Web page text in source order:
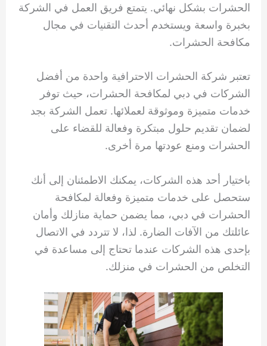
الحشرات بشكل نهائي. يتمتع فريق العمل في الشركة
بخبرة واسعة ويستخدم أحدث التقنيات في مجال
مكافحة الحشرات.
تعتبر شركة الحشرات الاحترافية واحدة من أفضل
الشركات في دبي لمكافحة الحشرات، حيث توفر
خدمات متميزة وموثوقة لعملائها. تعمل الشركة بجد
لضمان تقديم حلول مبتكرة وفعالة للقضاء على
الحشرات ومنع عودتها مرة أخرى.
باختيار أحد هذه الشركات، يمكنك الاطمئنان إلى أنك
ستحصل على خدمات متميزة وفعالة لمكافحة
الحشرات في دبي، مما يضمن حماية منازلك وأمان
عائلتك من الآفات الضارة. لذا، لا تتردد في الاتصال
بإحدى هذه الشركات عندما تحتاج إلى مساعدة في
التخلص من الحشرات في منزلك.